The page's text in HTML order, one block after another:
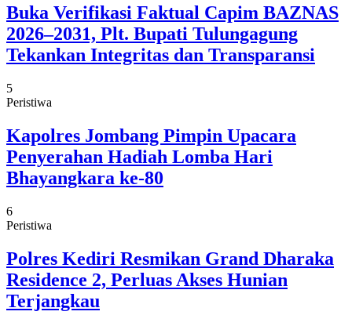
Buka Verifikasi Faktual Capim BAZNAS
2026–2031, Plt. Bupati Tulungagung
Tekankan Integritas dan Transparansi
5
Peristiwa
Kapolres Jombang Pimpin Upacara
Penyerahan Hadiah Lomba Hari
Bhayangkara ke-80
6
Peristiwa
Polres Kediri Resmikan Grand Dharaka
Residence 2, Perluas Akses Hunian
Terjangkau